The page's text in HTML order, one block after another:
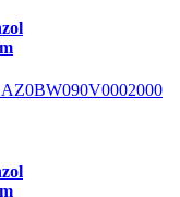
AZ0BW090V0002000